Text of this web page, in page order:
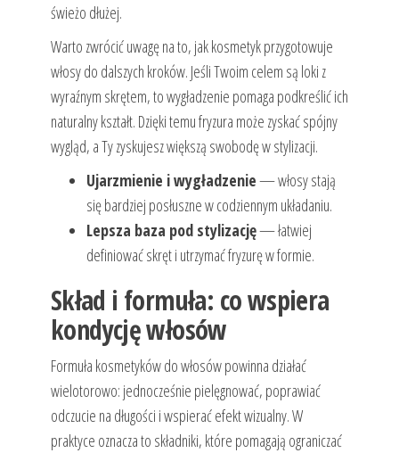
świeżo dłużej.
Warto zwrócić uwagę na to, jak kosmetyk przygotowuje
włosy do dalszych kroków. Jeśli Twoim celem są loki z
wyraźnym skrętem, to wygładzenie pomaga podkreślić ich
naturalny kształt. Dzięki temu fryzura może zyskać spójny
wygląd, a Ty zyskujesz większą swobodę w stylizacji.
Ujarzmienie i wygładzenie— włosy stają
się bardziej posłuszne w codziennym układaniu.
Lepsza baza pod stylizację— łatwiej
definiować skręt i utrzymać fryzurę w formie.
Skład i formuła: co wspiera
kondycję włosów
Formuła kosmetyków do włosów powinna działać
wielotorowo: jednocześnie pielęgnować, poprawiać
odczucie na długości i wspierać efekt wizualny. W
praktyce oznacza to składniki, które pomagają ograniczać